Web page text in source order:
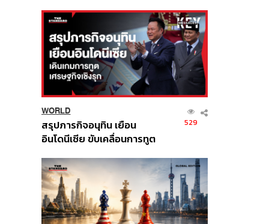
WORLD
สรุปภารกิจอนุทิน เยือน
อินโดนีเซีย ขับเคลื่อนการทูต
ส่วนยุทธศาสตร์ไทย –
อินโดนีเซีย
529